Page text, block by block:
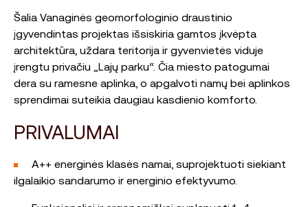
Šalia Vanaginės geomorfologinio draustinio
įgyvendintas projektas išsiskiria gamtos įkvėpta
architektūra, uždara teritorija ir gyvenvietės viduje
įrengtu privačiu „Lajų parku“. Čia miesto patogumai
dera su ramesne aplinka, o apgalvoti namų bei aplinkos
sprendimai suteikia daugiau kasdienio komforto.
PRIVALUMAI
A++ energinės klasės namai, suprojektuoti siekiant
ilgalaikio sandarumo ir energinio efektyvumo.